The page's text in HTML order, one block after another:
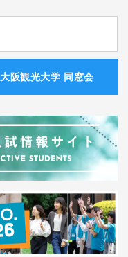
⼤阪観光⼤学 同窓会